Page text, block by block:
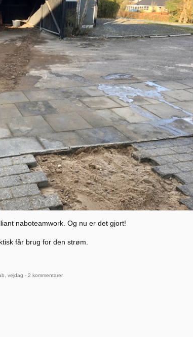
naboteamwork. Og nu er det gjort!
får brug for den strøm.
vejdag - 2 kommentarer.